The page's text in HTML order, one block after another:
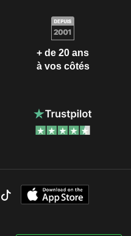
+ de 20 ans
à vos côtés